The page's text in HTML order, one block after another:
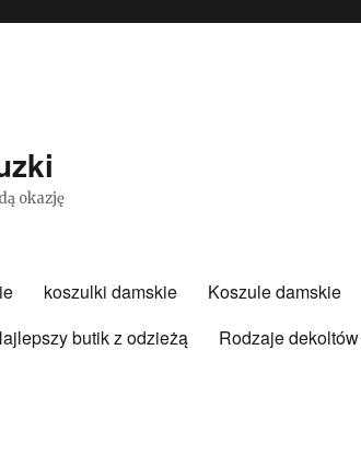
okazję
koszulki damskie Koszule damskie
butik z odzieżą Rodzaje